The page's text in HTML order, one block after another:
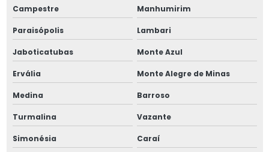
Porca km com trava
Posicionadores pinos e esfera
Posicionadores pinos e esfera m8
Punções perfuradores
Campestre Manhumirim
Paraisópolis Lambari
Jaboticatubas Monte Azul
Ervália Monte Alegre de Minas
Medina Barroso
Turmalina Vazante
Simonésia Caraí